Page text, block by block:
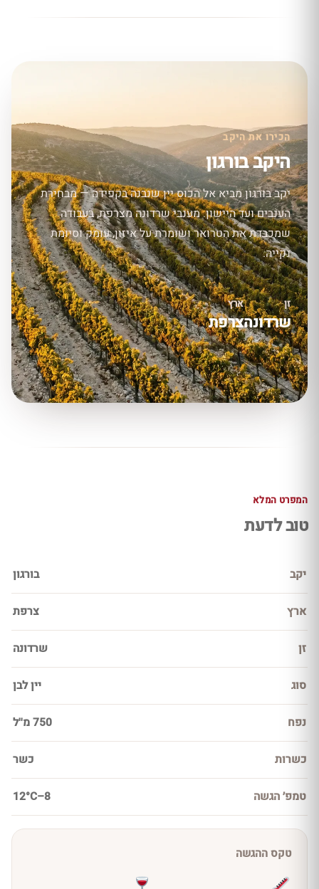
הכירו את היקב
היקב בורגון
יקב בורגון מביא אל הכוס יין שנבנה בקפידה — מבחירת
הענבים ועד היישון. מענבי שרדונה מצרפת, בעבודה
שמכבדת את הטרואר ושומרת על איזון, עומק וסיומת
נקייה.
זן
שרדונה
ארץ
צרפת
המפרט המלא
טוב לדעת
יקב בורגון
ארץ צרפת
זן שרדונה
סוג יין לבן
נפח 750 מ''ל
כשרות כשר
טמפ׳ הגשה 8–12°C
טקס ההגשה